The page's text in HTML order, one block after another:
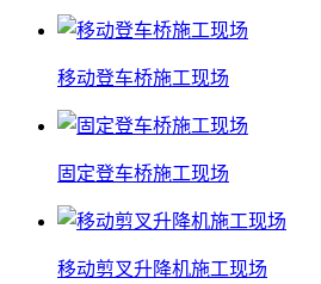
移动登车桥施工现场
固定登车桥施工现场
移动剪叉升降机施工现场